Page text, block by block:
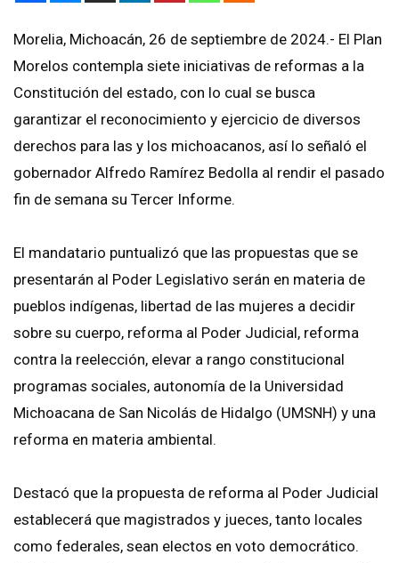
Morelia, Michoacán, 26 de septiembre de 2024.- El Plan
Morelos contempla siete iniciativas de reformas a la
Constitución del estado, con lo cual se busca
garantizar el reconocimiento y ejercicio de diversos
derechos para las y los michoacanos, así lo señaló el
gobernador Alfredo Ramírez Bedolla al rendir el pasado
fin de semana su Tercer Informe.
El mandatario puntualizó que las propuestas que se
presentarán al Poder Legislativo serán en materia de
pueblos indígenas, libertad de las mujeres a decidir
sobre su cuerpo, reforma al Poder Judicial, reforma
contra la reelección, elevar a rango constitucional
programas sociales, autonomía de la Universidad
Michoacana de San Nicolás de Hidalgo (UMSNH) y una
reforma en materia ambiental.
Destacó que la propuesta de reforma al Poder Judicial
establecerá que magistrados y jueces, tanto locales
como federales, sean electos en voto democrático.